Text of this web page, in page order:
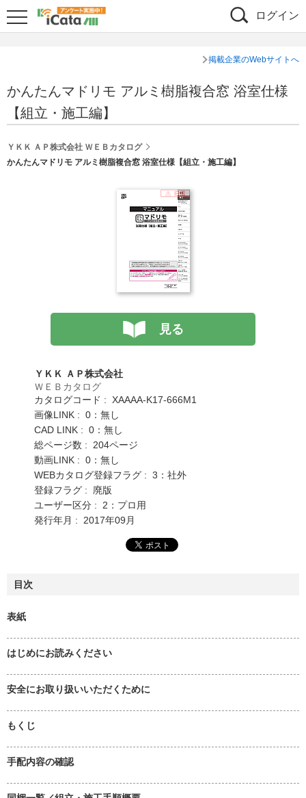
ログイン
掲載企業のWebサイトへ
かんたんマドリモ アルミ樹脂複合窓 浴室仕様
【組立・施工編】
ＹＫＫ ＡＰ株式会社 ＷＥＢカタログ
かんたんマドリモ アルミ樹脂複合窓 浴室仕様【組立・施工編】
見る
ＹＫＫ ＡＰ株式会社
ＷＥＢカタログ
カタログコード : XAAAA-K17-666M1
画像LINK : 0：無し
CAD LINK : 0：無し
総ページ数 : 204ページ
動画LINK : 0：無し
WEBカタログ登録フラグ : 3：社外
登録フラグ : 廃版
ユーザー区分 : 2：プロ用
発行年月 : 2017年09月
目次
表紙
はじめにお読みください
安全にお取り扱いいただくために
もくじ
手配内容の確認